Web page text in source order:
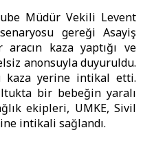
Müdür Vekili Levent
gereği Asayiş
kaza yaptığı ve
anonsuyla duyuruldu.
kaza yerine intikal etti.
bir bebeğin yaralı
ekipleri, UMKE, Sivil
intikali sağlandı.